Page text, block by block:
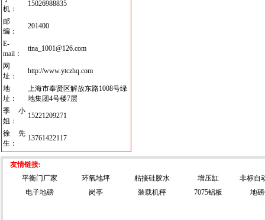
机：
15026988835
邮
编：
201400
E-
mail：
tina_1001@126.com
网
址：
http://www.ytczhq.com
地
址：
上海市奉贤区解放东路1008号绿
地集团4号楼7层
季小
姐：
15221209271
徐先
生：
13761422117
友情链接:
平衡门厂家
环氧地坪 粘接硅胶水 增压缸
非标自
电子地磅
岗亭 装载机秤 7075铝板 地